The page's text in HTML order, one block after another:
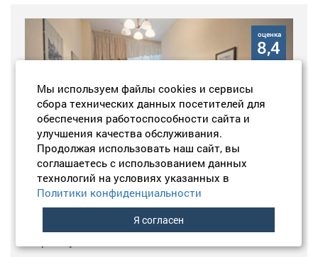
оценка
8,4
Хостел Mini Mani на Марата
Мы используем файлы cookies и сервисы
сбора технических данных посетителей для
обеспечения работоспособности сайта и
улучшения качества обслуживания.
Продолжая использовать наш сайт, вы
соглашаетесь с использованием данных
технологий на условиях указанных в
Политики конфиденциальности
Я согласен